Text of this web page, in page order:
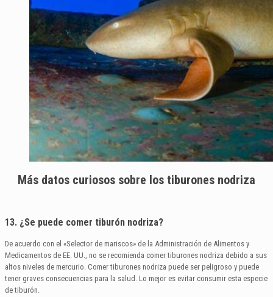
Más datos curiosos sobre los tiburones nodriza
13. ¿Se puede comer tiburón nodriza?
De acuerdo con el «Selector de mariscos» de la Administración de Alimentos y
Medicamentos de EE. UU., no se recomienda comer tiburones nodriza debido a sus
altos niveles de mercurio. Comer tiburones nodriza puede ser peligroso y puede
tener graves consecuencias para la salud. Lo mejor es evitar consumir esta especie
de tiburón.